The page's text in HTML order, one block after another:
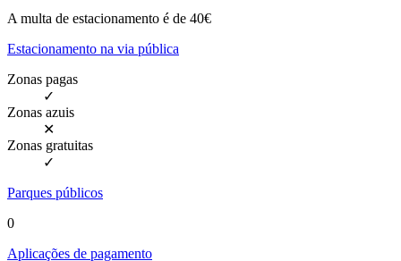
A multa de estacionamento é de 40€
Estacionamento na via pública
Zonas pagas
✓
Zonas azuis
✕
Zonas gratuitas
✓
Parques públicos
0
Aplicações de pagamento